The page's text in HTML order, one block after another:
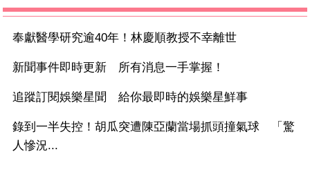
奉獻醫學研究逾40年！林慶順教授不幸離世
新聞事件即時更新 所有消息一手掌握！
追蹤訂閱娛樂星聞 給你最即時的娛樂星鮮事
錄到一半失控！胡瓜突遭陳亞蘭當場抓頭撞氣球 「驚
人慘況...